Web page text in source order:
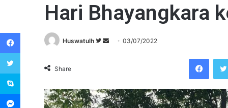
Hari Bhayangkara
Huswatulh
F
o
w
a
n
03/07/2022
Share
Facebook
Messenger